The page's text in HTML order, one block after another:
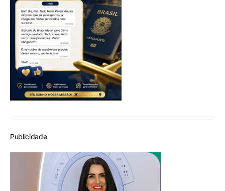
Publicidade